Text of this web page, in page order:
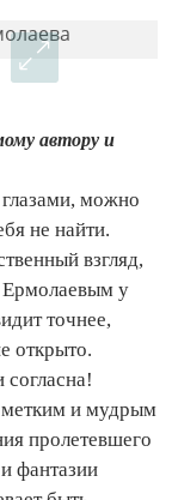
автору и
можно
не найти.
взгляд,
у
точнее,
открыто.
метким и мудрым
пролетевшего
фантазии